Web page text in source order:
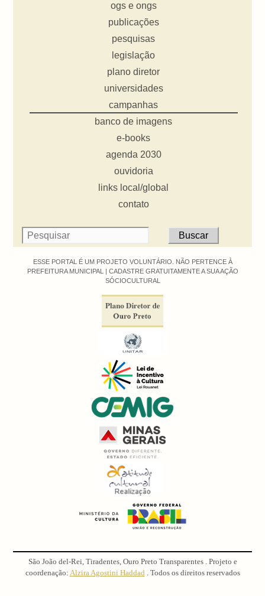
ogs e ongs
publicações
pesquisas
legislação
plano diretor
universidades
campanhas
banco de imagens
e-books
agenda 2030
ouvidoria
links local/global
contato
ESSE PORTAL É UM PROJETO VOLUNTÁRIO. NÃO PERTENCE À
PREFEITURA MUNICIPAL | CADASTRE GRATUITAMENTE A SUA AÇÃO
SÓCIOCULTURAL
São João del-Rei, Tiradentes, Ouro Preto Transparentes . Projeto e
coordenação: Alzira Agostini Haddad . Todos os direitos reservados